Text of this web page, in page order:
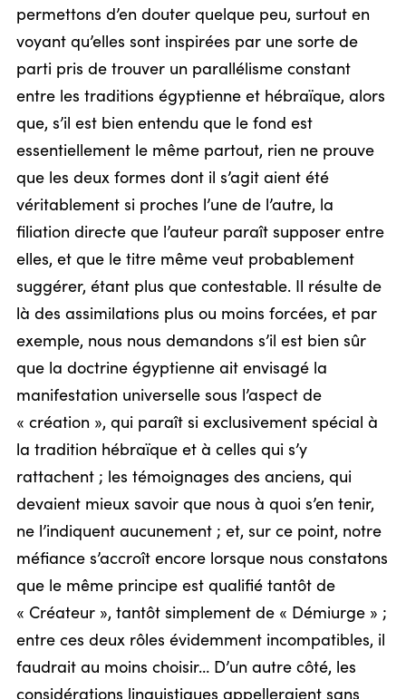
permettons d’en douter quelque peu, surtout en
voyant qu’elles sont inspirées par une sorte de
parti pris de trouver un parallélisme constant
entre les traditions égyptienne et hébraïque, alors
que, s’il est bien entendu que le fond est
essentiellement le même partout, rien ne prouve
que les deux formes dont il s’agit aient été
véritablement si proches l’une de l’autre, la
filiation directe que l’auteur paraît supposer entre
elles, et que le titre même veut probablement
suggérer, étant plus que contestable. Il résulte de
là des assimilations plus ou moins forcées, et par
exemple, nous nous demandons s’il est bien sûr
que la doctrine égyptienne ait envisagé la
manifestation universelle sous l’aspect de
« création », qui paraît si exclusivement spécial à
la tradition hébraïque et à celles qui s’y
rattachent ; les témoignages des anciens, qui
devaient mieux savoir que nous à quoi s’en tenir,
ne l’indiquent aucunement ; et, sur ce point, notre
méfiance s’accroît encore lorsque nous constatons
que le même principe est qualifié tantôt de
« Créateur », tantôt simplement de « Démiurge » ;
entre ces deux rôles évidemment incompatibles, il
faudrait au moins choisir… D’un autre côté, les
considérations linguistiques appelleraient sans